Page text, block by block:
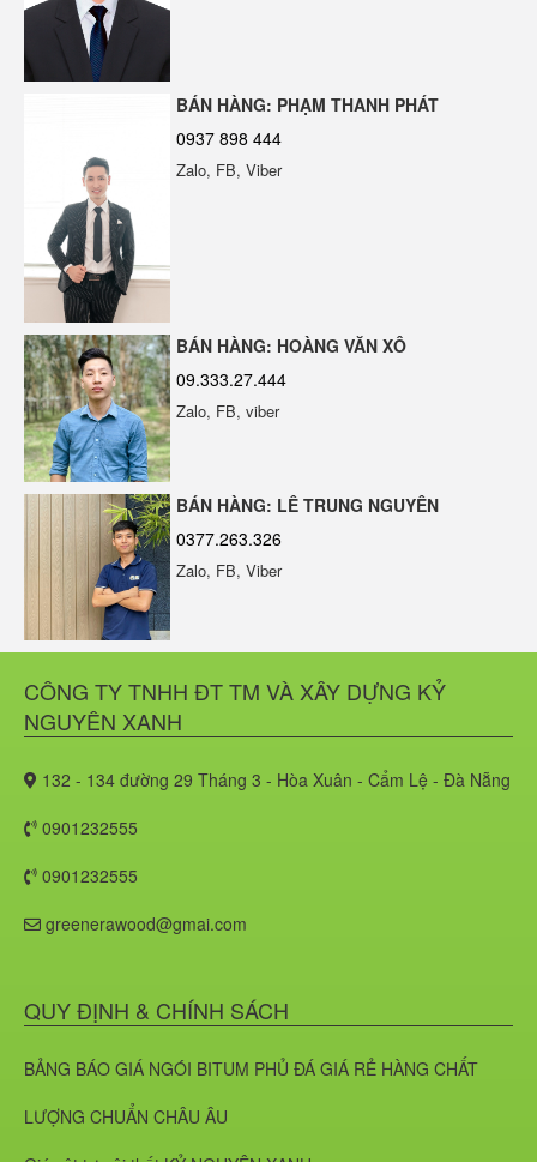
PVC VÂN ĐÁ MÃ 8607
Đồng Phẳng - Xanh Dương
Nhược Điểm
TỔNG KHO GỖ NHỰA NGOÀI TRỜI
ASA Erawood
Gỗ Nhựa: Giải Pháp Vật Liệu Xây
Dựng Bền Vững & Thân Thiện Môi
Trường
BÁN HÀNG: PHẠM THANH PHÁT
0937 898 444
Zalo, FB, Viber
BÁN HÀNG: HOÀNG VĂN XÔ
09.333.27.444
Zalo, FB, viber
BÁN HÀNG: LÊ TRUNG NGUYÊN
0377.263.326
Zalo, FB, Viber
CÔNG TY TNHH ĐT TM VÀ XÂY DỰNG KỶ
NGUYÊN XANH
132 - 134 đường 29 Tháng 3 - Hòa Xuân - Cẩm Lệ - Đà Nẵng
0901232555
0901232555
greenerawood@gmai.com
QUY ĐỊNH & CHÍNH SÁCH
BẢNG BÁO GIÁ NGÓI BITUM PHỦ ĐÁ GIÁ RẺ HÀNG CHẤT
LƯỢNG CHUẨN CHÂU ÂU